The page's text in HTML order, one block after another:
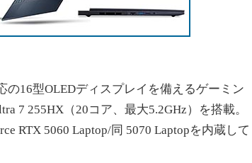
16型OLEDディスプレイを備えるゲーミン
7 255HX（20コア、最大5.2GHz）を搭載。
RTX 5060 Laptop/同 5070 Laptopを内蔵して